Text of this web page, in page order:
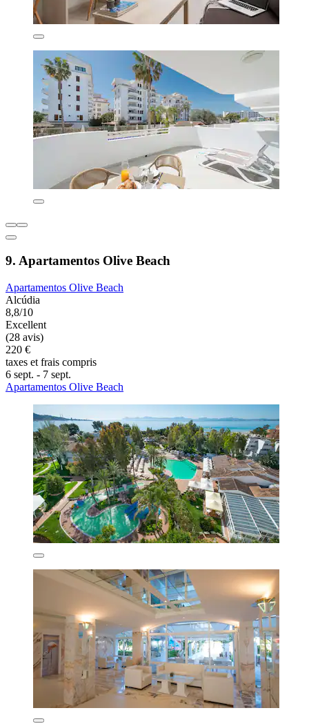
9. Apartamentos Olive Beach
Apartamentos Olive Beach
Alcúdia
8,8/10
Excellent
(28 avis)
220 €
taxes et frais compris
6 sept. - 7 sept.
Apartamentos Olive Beach